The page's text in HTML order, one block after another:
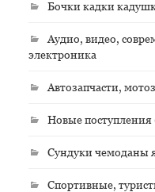
Бочки кадки
Аудио, видео,
электроника
Автозапчасти,
Новые поступления
Сундуки чемоданы
Спортивные,